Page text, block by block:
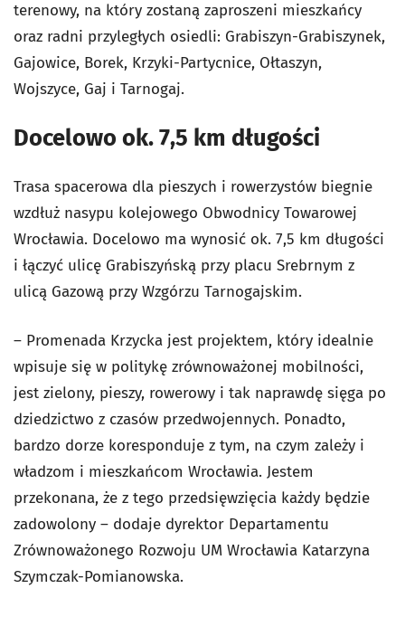
terenowy, na który zostaną zaproszeni mieszkańcy
oraz radni przyległych osiedli: Grabiszyn-Grabiszynek,
Gajowice, Borek, Krzyki-Partycnice, Ołtaszyn,
Wojszyce, Gaj i Tarnogaj.
Docelowo ok. 7,5 km długości
Trasa spacerowa dla pieszych i rowerzystów biegnie
wzdłuż nasypu kolejowego Obwodnicy Towarowej
Wrocławia. Docelowo ma wynosić ok. 7,5 km długości
i łączyć ulicę Grabiszyńską przy placu Srebrnym z
ulicą Gazową przy Wzgórzu Tarnogajskim.
– Promenada Krzycka jest projektem, który idealnie
wpisuje się w politykę zrównoważonej mobilności,
jest zielony, pieszy, rowerowy i tak naprawdę sięga po
dziedzictwo z czasów przedwojennych. Ponadto,
bardzo dorze koresponduje z tym, na czym zależy i
władzom i mieszkańcom Wrocławia. Jestem
przekonana, że z tego przedsięwzięcia każdy będzie
zadowolony – dodaje dyrektor Departamentu
Zrównoważonego Rozwoju UM Wrocławia Katarzyna
Szymczak-Pomianowska.